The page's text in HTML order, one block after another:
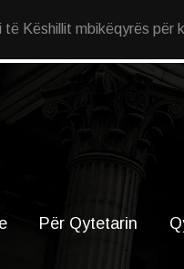
Këshillit mbikëqyrës për
Për Qytetarin